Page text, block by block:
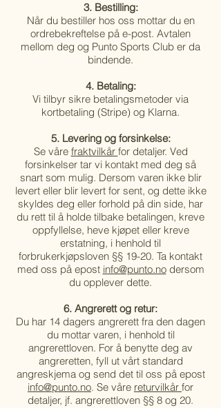
3. Bestilling:
Når du bestiller hos oss mottar du en
ordrebekreftelse på e-post. Avtalen
mellom deg og Punto Sports Club er da
bindende.
4. Betaling:
Vi tilbyr sikre betalingsmetoder via
kortbetaling (Stripe) og Klarna.
5. Levering og forsinkelse:
Se våre fraktvilkår for detaljer. Ved
forsinkelser tar vi kontakt med deg så
snart som mulig. Dersom varen ikke blir
levert eller blir levert for sent, og dette ikke
skyldes deg eller forhold på din side, har
du rett til å holde tilbake betalingen, kreve
oppfyllelse, heve kjøpet eller kreve
erstatning, i henhold til
forbrukerkjøpsloven §§ 19-20. Ta kontakt
med oss på epost info@punto.nodersom
du opplever dette.
6. Angrerett og retur:
Du har 14 dagers angrerett fra den dagen
du mottar varen, i henhold til
angrerettloven. For å benytte deg av
angreretten, fyll ut vårt standard
angreskjema og send det til oss på epost
info@punto.no. Se våre returvilkår for
detaljer, jf. angrerettloven §§ 8 og 20.